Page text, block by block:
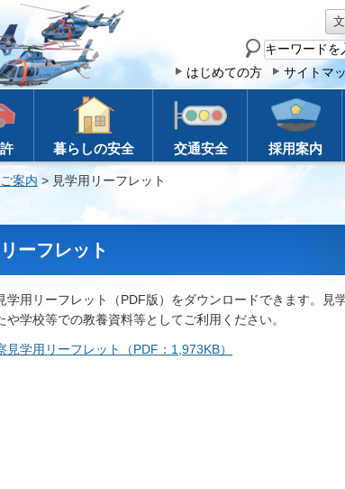
サ
イ
ト
はじめての方
サイトマ
暮らしの安全 交通安全 採用案内
案内 > 見学用リーフレット
ーフレット
学用リーフレット（PDF版）をダウンロードできます。見
や学校等での教養資料等としてご利用ください。
学用リーフレット（PDF：1,973KB）